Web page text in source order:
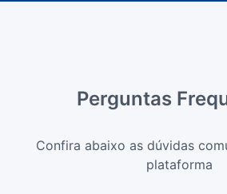
Perguntas
Confira abaixo as dúvidas
plataforma